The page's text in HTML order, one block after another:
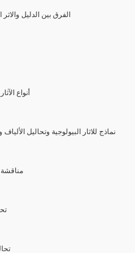
2- الفرق بين الدليل
(5) أنواع
3- نماذج للاثار البيولوجية وتحاليل
(6)
(8)